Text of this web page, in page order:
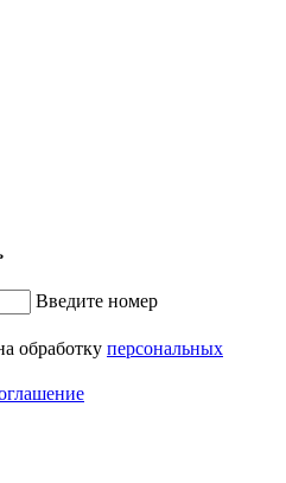
Введите номер
обработку персональных